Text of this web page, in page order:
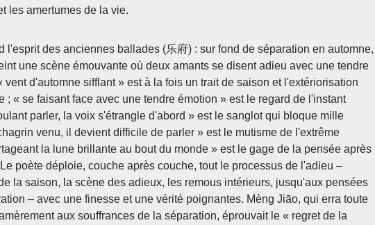
les amertumes de la vie.
l'esprit des anciennes ballades (乐府) : sur fond de séparation en automne,
une scène émouvante où deux amants se disent adieu avec une tendre
vent d'automne sifflant » est à la fois un trait de saison et l'extériorisation
; « se faisant face avec une tendre émotion » est le regard de l'instant
parler, la voix s'étrangle d'abord » est le sanglot qui bloque mille
venu, il devient difficile de parler » est le mutisme de l'extrême
la lune brillante au bout du monde » est le gage de la pensée après
poète déploie, couche après couche, tout le processus de l'adieu –
la saison, la scène des adieux, les remous intérieurs, jusqu'aux pensées
– avec une finesse et une vérité poignantes. Mèng Jiāo, qui erra toute
aux souffrances de la séparation, éprouvait le « regret de la